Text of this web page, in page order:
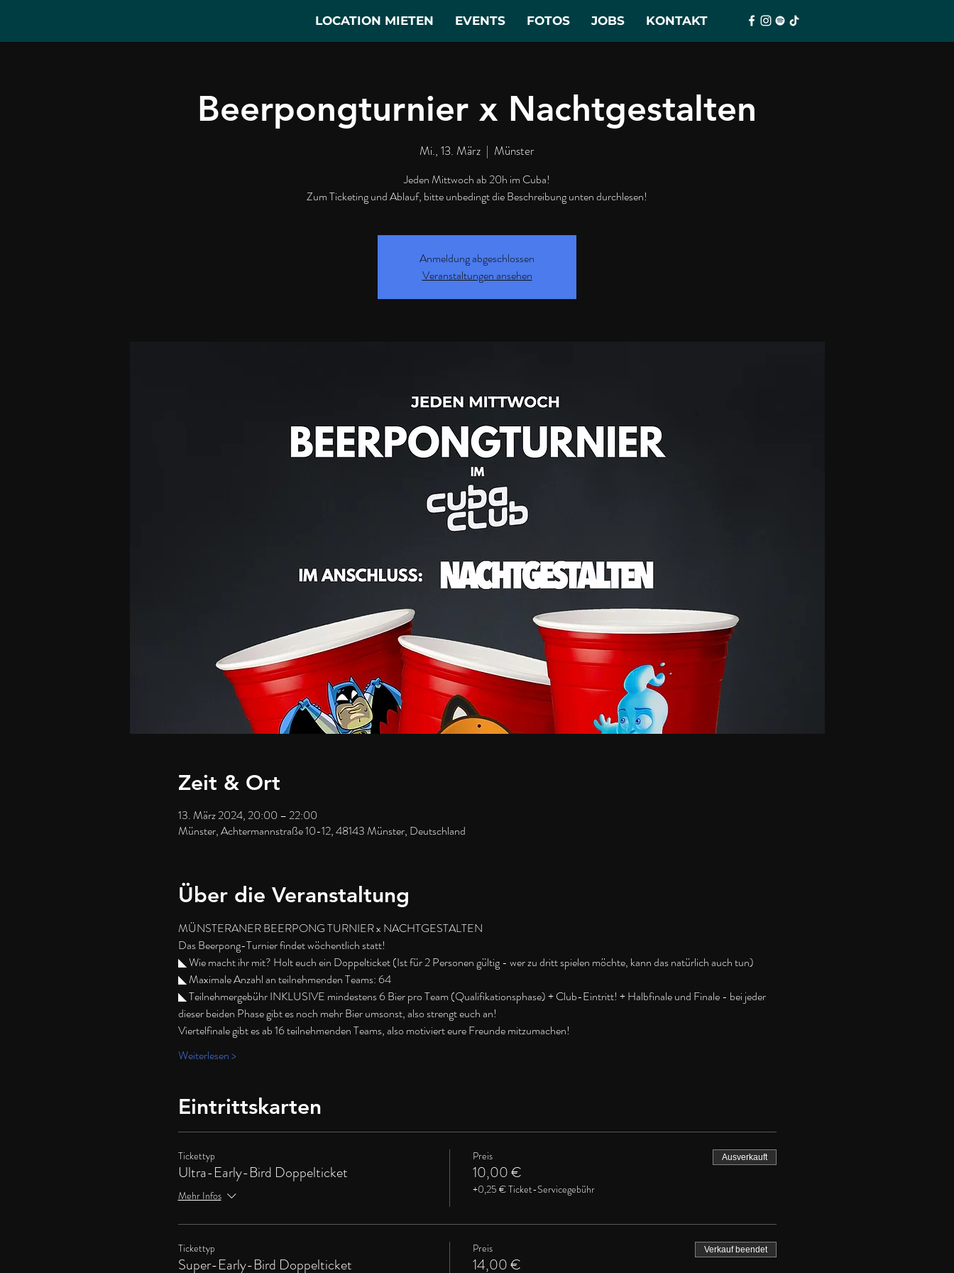
LOCATION MIETEN EVENTS FOTOS JOBS KONTAKT
Beerpongturnier x Nachtgestalten
Mi., 13. März
  |
Münster
Jeden Mittwoch ab 20h im Cuba!
Zum Ticketing und Ablauf, bitte unbedingt die Beschreibung unten durchlesen!
Anmeldung abgeschlossen
Veranstaltungen ansehen
Zeit & Ort
13. März 2024, 20:00 – 22:00
Münster, Achtermannstraße 10-12, 48143 Münster, Deutschland
Über die Veranstaltung
MÜNSTERANER BEERPONG TURNIER x NACHTGESTALTEN
Das Beerpong-Turnier findet wöchentlich statt!
◣ Wie macht ihr mit? Holt euch ein Doppelticket (Ist für 2 Personen gültig - wer zu dritt spielen möchte, kann das natürlich auch tun)
◣ Maximale Anzahl an teilnehmenden Teams: 64
◣ Teilnehmergebühr INKLUSIVE mindestens 6 Bier pro Team (Qualifikationsphase) + Club-Eintritt! + Halbfinale und Finale - bei jeder
dieser beiden Phase gibt es noch mehr Bier umsonst, also strengt euch an!
Viertelfinale gibt es ab 16 teilnehmenden Teams, also motiviert eure Freunde mitzumachen!
Weiterlesen >
Eintrittskarten
Tickettyp
Ultra-Early-Bird Doppelticket
Mehr Infos
Preis
10,00 €
+0,25 € Ticket-Servicegebühr
Ausverkauft
Tickettyp
Super-Early-Bird Doppelticket
Preis
14,00 €
Verkauf beendet